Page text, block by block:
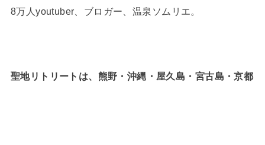
8万人youtuber、ブロガー、温泉ソムリエ。
聖地リトリートは、熊野・沖縄・屋久島・宮古島・京都